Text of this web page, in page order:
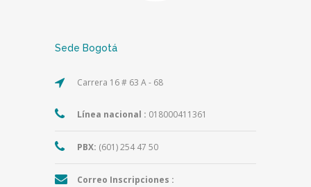
Sede Bogotá
Carrera 16 # 63 A - 68
Línea nacional : 018000411361
PBX: (601) 254 47 50
Correo Inscripciones :